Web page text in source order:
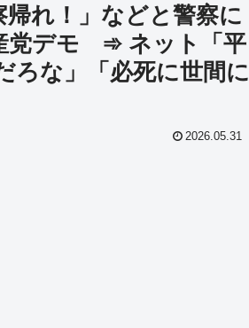
帰れ！」などと警察に
党デモ ➾ ネット「平
ろな」「必死に世間に
2026.05.31